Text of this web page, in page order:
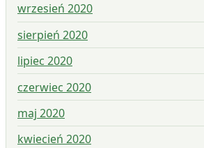
wrzesień 2020
sierpień 2020
lipiec 2020
czerwiec 2020
maj 2020
kwiecień 2020